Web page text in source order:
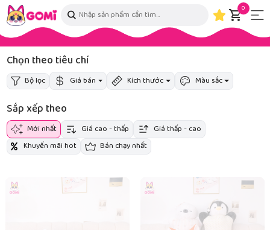
0
Chọn theo tiêu chí
Bộ lọc Giá bán Kích thước Màu sắc
Sắp xếp theo
Mới nhất Giá cao - thấp
Giá thấp - cao
Khuyến mãi hot
Bán chạy nhất